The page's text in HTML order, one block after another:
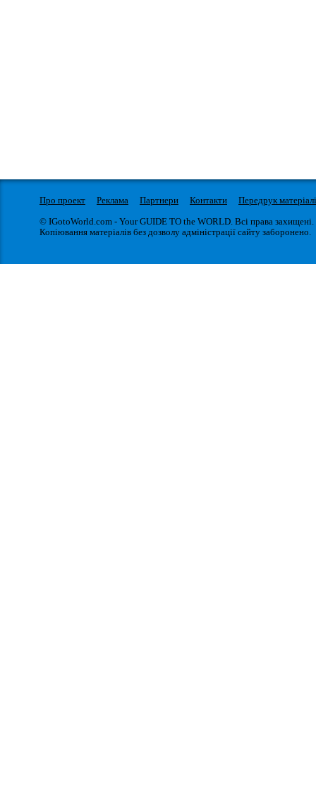
Про проект Реклама Партнери Контакти
Передрук
© IGotoWorld.com - Your GUIDE TO the WORLD. Всі права захищені.
Копіювання матеріалів без дозволу адміністрації сайту заборонено.